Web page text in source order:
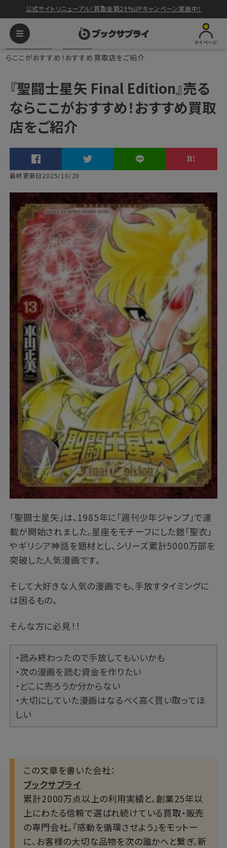
公式サイトリニューアル！買取金額29%UPキャンペーン実施中！
マイページ
ブックサプライ
『聖闘士星矢 Final Edition』売るな
らここがおすすめ！おすすめ買取店をご紹介
『聖闘士星矢 Final Edition』売る
ならここがおすすめ！おすすめ買取
店をご紹介
最終更新日2025/10/20
「聖闘士星矢」は、1985年に「週刊少年ジャンプ」で連
載が開始されました。星座をモチーフにした鎧「聖衣」
やギリシア神話を題材とし、シリーズ累計5000万部を
突破した人気漫画です。
そして大好きな人気の漫画でも、手放すタイミングに
は困るもの。
そんな方に必見！！
・読み終わったので手放してもいいかも
・次の漫画を読む資金を作りたい
・どこに売ろうか分からない
・大切にしていた漫画はなるべく高く買い取ってほ
しい
この文章を書いた会社：
ブックサプライ
累計2000万点以上の利用実績と、創業25年以
上にわたる信頼で選ばれ続けている買取・販売
の専門会社。『感動を循環させよう』をモットー
に、お客様の大切な品物を次の誰かへと繋ぎ、新